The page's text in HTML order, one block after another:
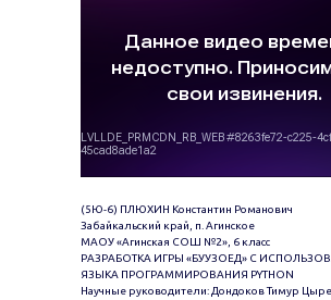
(5Ю-6) ПЛЮХИН Константин Романович
Забайкальский край, п. Агинское
МАОУ «Агинская СОШ №2», 6 класс
РАЗРАБОТКА ИГРЫ «БУУЗОЕД» С
ЯЗЫКА ПРОГРАММИРОВАНИЯ PYTHON
Научные руководители: Дондоков Тимур